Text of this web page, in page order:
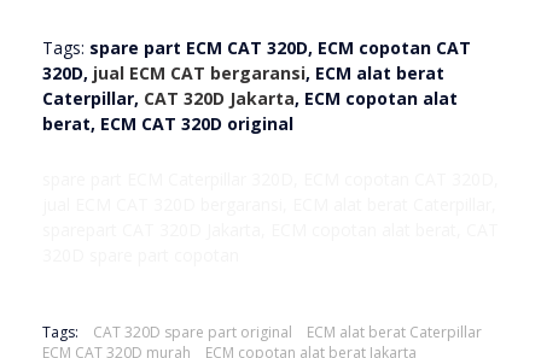
Tags: spare part ECM CAT 320D, ECM copotan CAT
320D, jual ECM CAT bergaransi, ECM alat berat
Caterpillar, CAT 320D Jakarta, ECM copotan alat
berat, ECM CAT 320D original
Tags: CAT 320D spare part original
ECM alat berat Caterpillar
ECM CAT 320D murah
ECM copotan alat berat Jakarta